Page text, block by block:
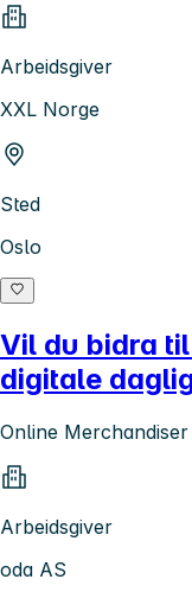
Arbeidsgiver
XXL Norge
Sted
Oslo
Vil du bidra
digitale
Online Merchandiser
Arbeidsgiver
oda AS